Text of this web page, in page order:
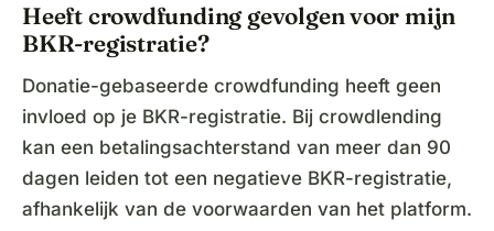
Heeft crowdfunding gevolgen voor mijn
BKR-registratie?
Donatie-gebaseerde crowdfunding heeft geen
invloed op je BKR-registratie. Bij crowdlending
kan een betalingsachterstand van meer dan 90
dagen leiden tot een negatieve BKR-registratie,
afhankelijk van de voorwaarden van het platform.